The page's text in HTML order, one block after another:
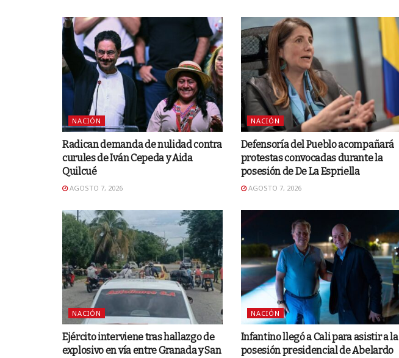
NACIÓN
Radican demanda de nulidad contra
curules de Iván Cepeda y Aida
Quilcué
AGOSTO 7, 2026
NACIÓN
Defensoría del Pueblo acompañará
protestas convocadas durante la
posesión de De La Espriella
AGOSTO 7, 2026
NACIÓN
Ejército interviene tras hallazgo de
explosivo en vía entre Granada y San
NACIÓN
Infantino llegó a Cali para asistir a la
posesión presidencial de Abelardo